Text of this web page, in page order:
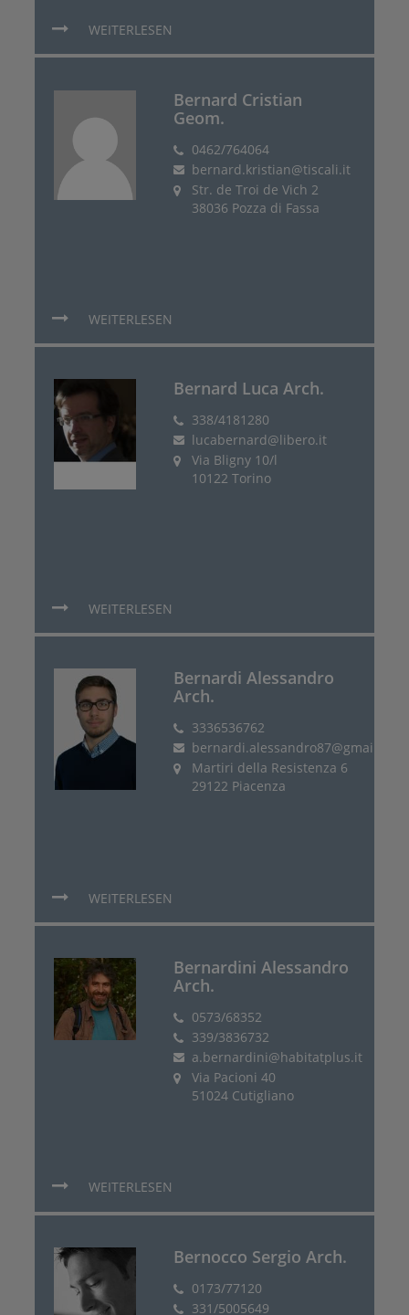
WEITERLESEN
Bernard Cristian
Geom.
0462/764064
bernard.kristian@tiscali.it
Str. de Troi de Vich 2
38036 Pozza di Fassa
WEITERLESEN
Bernard Luca Arch.
338/4181280
lucabernard@libero.it
Via Bligny 10/l
10122 Torino
WEITERLESEN
Bernardi Alessandro
Arch.
3336536762
bernardi.alessandro87@gmail.com
Martiri della Resistenza 6
29122 Piacenza
WEITERLESEN
Bernardini Alessandro
Arch.
0573/68352
339/3836732
a.bernardini@habitatplus.it
Via Pacioni 40
51024 Cutigliano
WEITERLESEN
Bernocco Sergio Arch.
0173/77120
331/5005649